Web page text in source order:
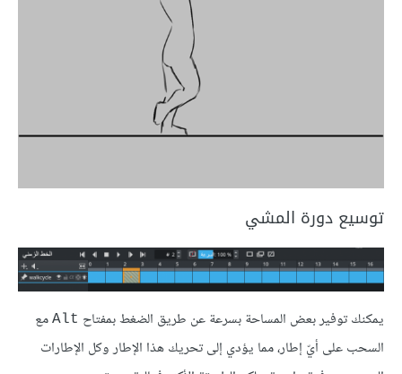
توسيع دورة المشي
يمكنك توفير بعض المساحة بسرعة عن طريق الضغط بمفتاح Alt مع
السحب على أيّ إطار، مما يؤدي إلى تحريك هذا الإطار وكل الإطارات